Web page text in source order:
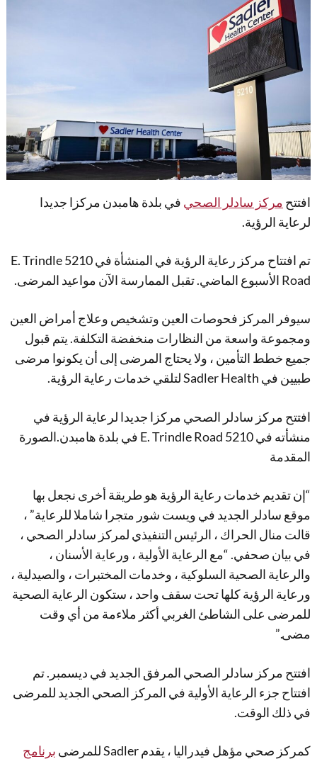
افتتح مركز سادلر الصحي في بلدة هامبدن مركزا جديدا
لرعاية الرؤية.
تم افتتاح مركز رعاية الرؤية في المنشأة في 5210 E. Trindle
Road الأسبوع الماضي. تقبل الممارسة الآن مواعيد المرضى.
سيوفر المركز فحوصات العين وتشخيص وعلاج أمراض العين
ومجموعة واسعة من النظارات منخفضة التكلفة. يتم قبول
جميع خطط التأمين ، ولا يحتاج المرضى إلى أن يكونوا مرضى
طبيين في Sadler Health لتلقي خدمات رعاية الرؤية.
افتتح مركز سادلر الصحي مركزا جديدا لرعاية الرؤية في
منشأته في 5210 E. Trindle Road في بلدة هامبدن.الصورة
المقدمة
“إن تقديم خدمات رعاية الرؤية هو طريقة أخرى نجعل بها
موقع سادلر الجديد في ويست شور متجرا شاملا للرعاية” ،
قالت منال الحراك ، الرئيس التنفيذي لمركز سادلر الصحي ،
في بيان صحفي. “مع الرعاية الأولية ، ورعاية الأسنان ،
والرعاية الصحية السلوكية ، وخدمات المختبرات ، والصيدلية ،
ورعاية الرؤية كلها تحت سقف واحد ، ستكون الرعاية الصحية
للمرضى على الشاطئ الغربي أكثر ملاءمة من أي وقت
مضى.”
افتتح مركز سادلر الصحي المرفق الجديد في ديسمبر. تم
افتتاح جزء الرعاية الأولية في المركز الصحي الجديد للمرضى
في ذلك الوقت.
كمركز صحي مؤهل فيدراليا ، يقدم Sadler للمرضى
برنامج